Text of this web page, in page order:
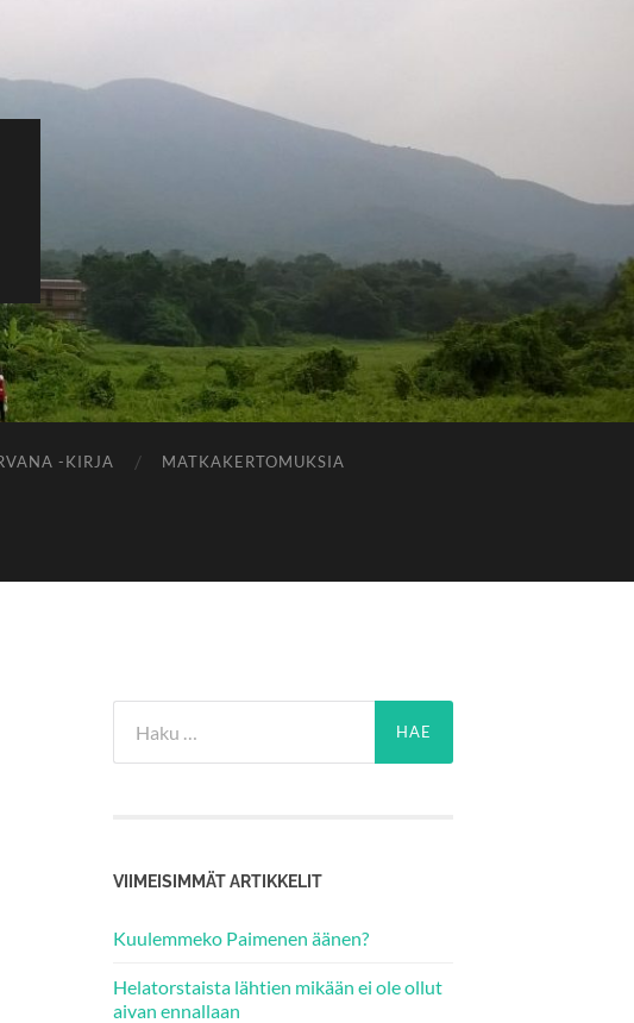
-KIRJA MATKAKERTOMUKSIA
VIIMEISIMMÄT ARTIKKELIT
Kuulemmeko Paimenen äänen?
Helatorstaista lähtien mikään ei ole ollut
aivan ennallaan